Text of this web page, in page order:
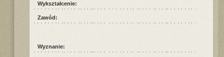
Wykształcenie:
Zawód:
Wyznanie: